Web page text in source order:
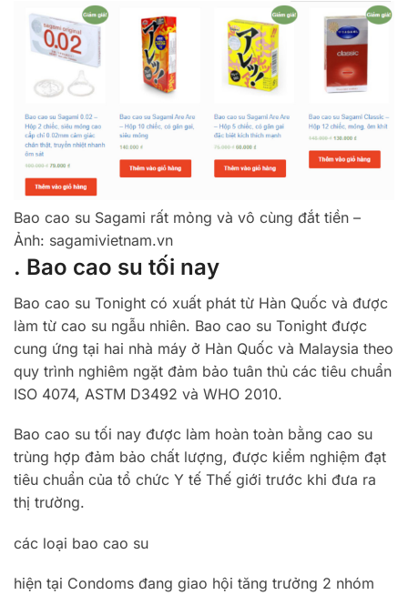
Bao cao su Sagami rất mỏng và vô cùng đắt tiền –
Ảnh: sagamivietnam.vn
. Bao cao su tối nay
Bao cao su Tonight có xuất phát từ Hàn Quốc và được
làm từ cao su ngẫu nhiên. Bao cao su Tonight được
cung ứng tại hai nhà máy ở Hàn Quốc và Malaysia theo
quy trình nghiêm ngặt đảm bảo tuân thủ các tiêu chuẩn
ISO 4074, ASTM D3492 và WHO 2010.
Bao cao su tối nay được làm hoàn toàn bằng cao su
trùng hợp đảm bảo chất lượng, được kiểm nghiệm đạt
tiêu chuẩn của tổ chức Y tế Thế giới trước khi đưa ra
thị trường.
các loại bao cao su
hiện tại Condoms đang giao hội tăng trưởng 2 nhóm